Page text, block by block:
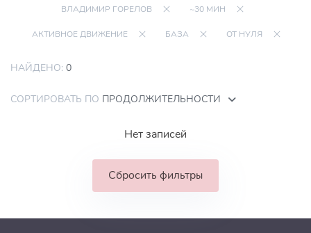
ВЛАДИМИР ГОРЕЛОВ ~30 МИН
АКТИВНОЕ ДВИЖЕНИЕ БАЗА ОТ НУЛЯ
НАЙДЕНО: 0
СОРТИРОВАТЬ ПО ПРОДОЛЖИТЕЛЬНОСТИ
Нет записей
Сбросить фильтры